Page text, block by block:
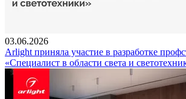
03.06.2026
Arlight приняла участие в разработке
«Специалист в области света и